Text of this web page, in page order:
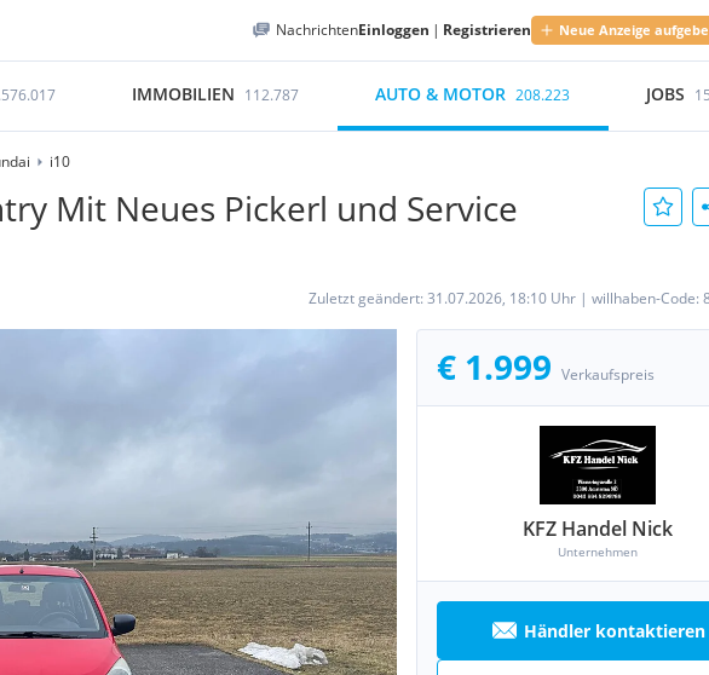
NachrichtenEinloggen | Registrieren Neue Anzeige
IMMOBILIEN 112.787 AUTO & MOTOR 208.223 JOBS
i10
Mit Neues Pickerl und Service
Zuletzt geändert: 31.07.2026, 18:10 Uhr | willhaben-Code:
€ 1.999 Verkaufspreis
KFZ Handel Nick
Unternehmen
Händler kontaktieren